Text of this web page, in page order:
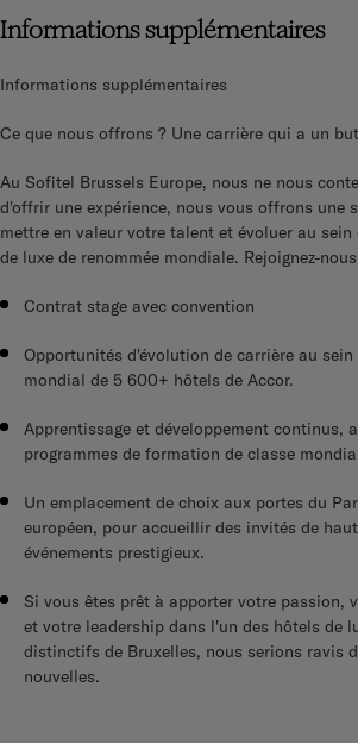
Informations supplémentaires
Informations supplémentaires
Ce que nous offrons ? Une carrière qui a un
Au Sofitel Brussels Europe, nous ne nous
d'offrir une expérience, nous vous offrons une
mettre en valeur votre talent et évoluer au sein
de luxe de renommée mondiale. Rejoignez-
Contrat stage avec convention
Opportunités d'évolution de carrière au sein
mondial de 5 600+ hôtels de Accor.
Apprentissage et développement continus,
programmes de formation de classe
Un emplacement de choix aux portes du
européen, pour accueillir des invités de
événements prestigieux.
Si vous êtes prêt à apporter votre passion,
et votre leadership dans l'un des hôtels de
distinctifs de Bruxelles, nous serions ravis
nouvelles.